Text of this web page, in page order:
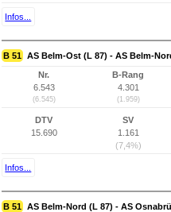
Infos...
B 51 AS Belm-Ost (L 87) - AS Belm-
Nr.
6.543
(6.545)
B-Rang
4.301
(1.959)
DTV
15.690
SV
1.161
(7,4%)
Infos...
B 51 AS Belm-Nord (L 87) - AS